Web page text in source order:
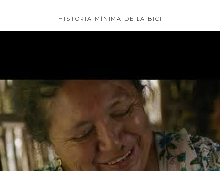
HISTORIA MÍNIMA DE LA BICI